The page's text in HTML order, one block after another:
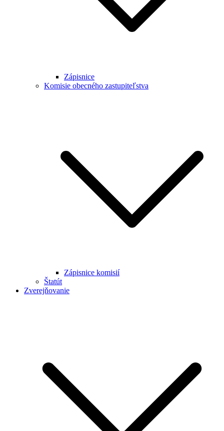
Zápisnice
Komisie obecného zastupiteľstva
Zápisnice komisií
Štatút
Zverejňovanie